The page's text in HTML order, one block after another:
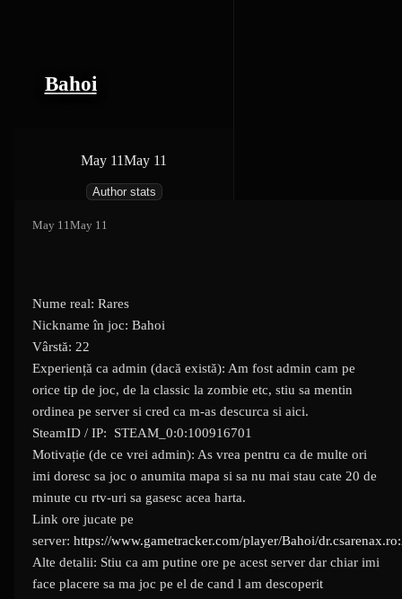
Bahoi
May 11May 11
Author stats
May 11May 11
Nume real: Rares
Nickname în joc: Bahoi
Vârstă: 22
Experiență ca admin (dacă există): Am fost admin cam pe
orice tip de joc, de la classic la zombie etc, stiu sa mentin
ordinea pe server si cred ca m-as descurca si aici.
SteamID / IP: STEAM_0:0:100916701
Motivație (de ce vrei admin): As vrea pentru ca de multe ori
imi doresc sa joc o anumita mapa si sa nu mai stau cate 20 de
minute cu rtv-uri sa gasesc acea harta.
Link ore jucate pe
server: https://www.gametracker.com/player/Bahoi/
Alte detalii: Stiu ca am putine ore pe acest server dar chiar imi
face placere sa ma joc pe el de cand l am descoperit